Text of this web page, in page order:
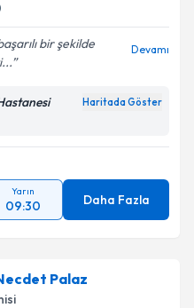
bir şekilde
Devamı
Haritada Göster
Yarın
09:30 Daha Fazla
Palaz